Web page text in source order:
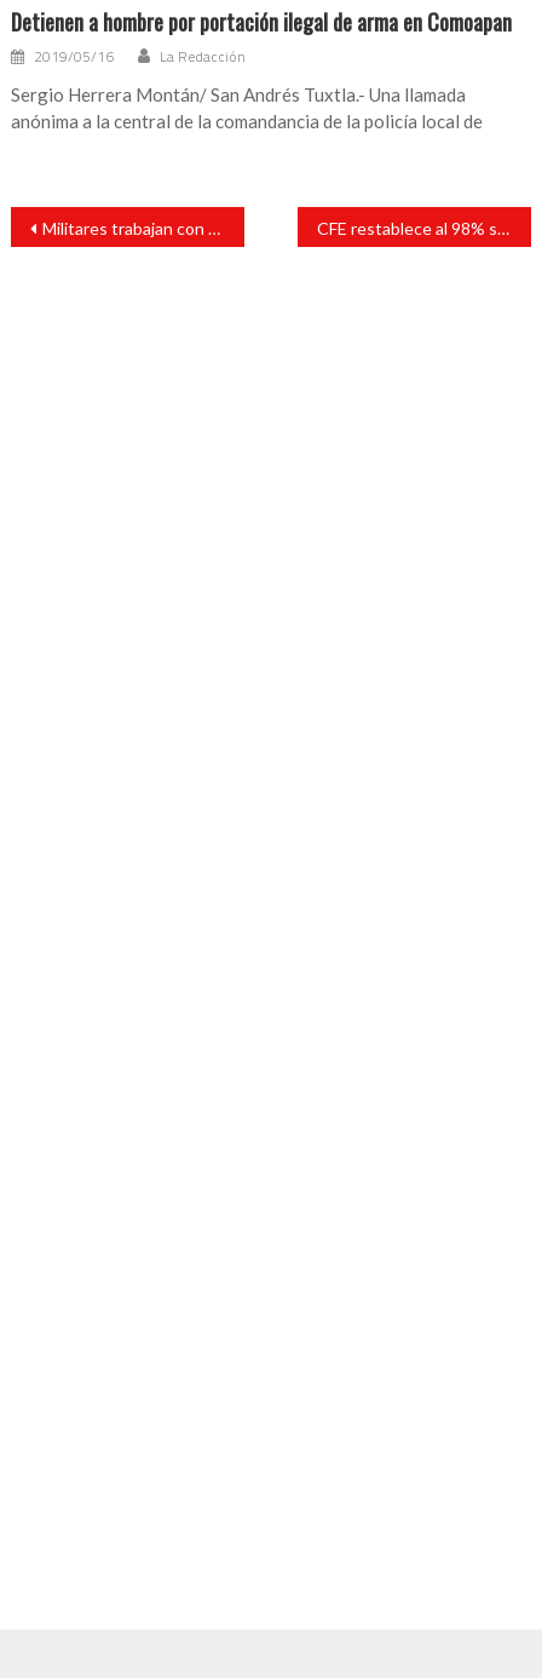
Detienen a hombre por portación ilegal de arma en Comoapan
2019/05/16 La Redacción
Sergio Herrera Montán/ San Andrés Tuxtla.- Una llamada
anónima a la central de la comandancia de la policía local de
Navegación
entradas
Militares trabajan con honestidad en aeropuerto Felipe Ángeles: AMLO CFE restablece al 98% servicio de luz a usuarios afectados por el sismo